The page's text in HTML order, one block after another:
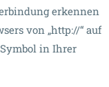
erkennen
von „http://“ auf
in Ihrer